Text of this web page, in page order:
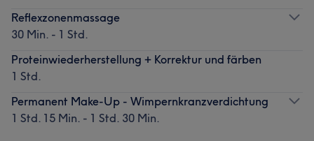
Reflexzonenmassage
30 Min. - 1 Std.
Proteinwiederherstellung + Korrektur und färben
1 Std.
Permanent Make-Up - Wimpernkranzverdichtung
1 Std. 15 Min. - 1 Std. 30 Min.